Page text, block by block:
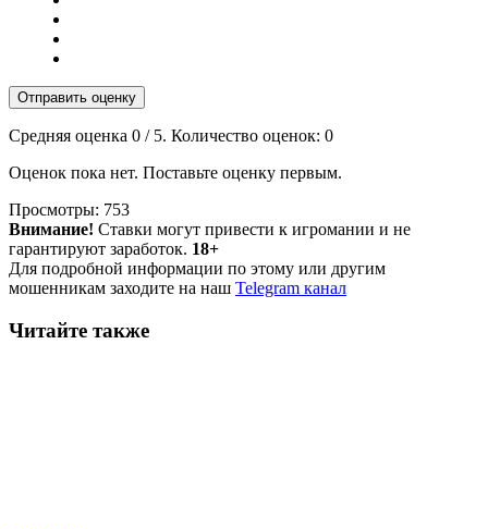
Отправить оценку
Средняя оценка 0 / 5. Количество оценок: 0
Оценок пока нет. Поставьте оценку первым.
Просмотры: 753
Внимание! Ставки могут привести к игромании и не
гарантируют заработок. 18+
Для подробной информации по этому или другим
мошенникам заходите на наш Telegram канал
Читайте также